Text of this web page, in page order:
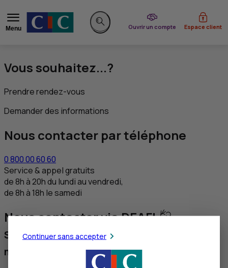
Menu
Rechercher sur le site
Ouvrir un compte
du CIC Espace client
Vous souhaitez...?
Prendre rendez-vous
Demander des informations
Nous contacter par téléphone
0 800 00 60 60
Service & appel gratuits
de 8h à 20h du lundi au vendredi,
de 8h à 18h le samedi
Nous contacter via DEAFI
Service réservé aux personnes sourdes et
malentendantes
Continuer sans accepter